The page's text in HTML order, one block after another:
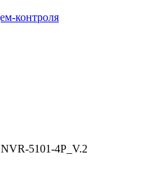
контроля
5101-4P_V.2